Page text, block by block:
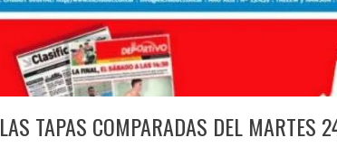
LAS TAPAS COMPARADAS DEL MARTES